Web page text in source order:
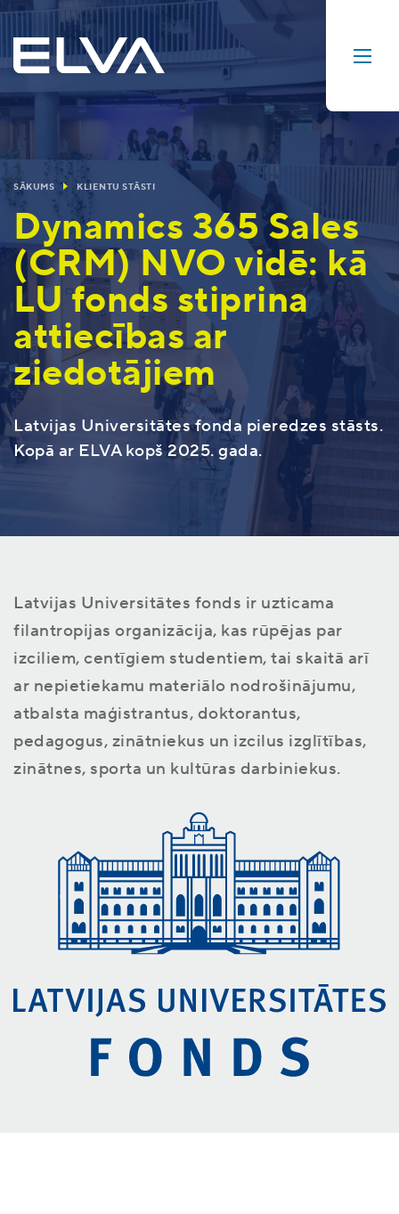
SĀKUMS KLIENTU STĀSTI
Dynamics 365 Sales
(CRM) NVO vidē: kā
LU fonds stiprina
attiecības ar
ziedotājiem
Latvijas Universitātes fonda pieredzes stāsts.
Kopā ar ELVA kopš 2025. gada.
Latvijas Universitātes fonds ir uzticama
filantropijas organizācija, kas rūpējas par
izciliem, centīgiem studentiem, tai skaitā arī
ar nepietiekamu materiālo nodrošinājumu,
atbalsta maģistrantus, doktorantus,
pedagogus, zinātniekus un izcilus izglītības,
zinātnes, sporta un kultūras darbiniekus.